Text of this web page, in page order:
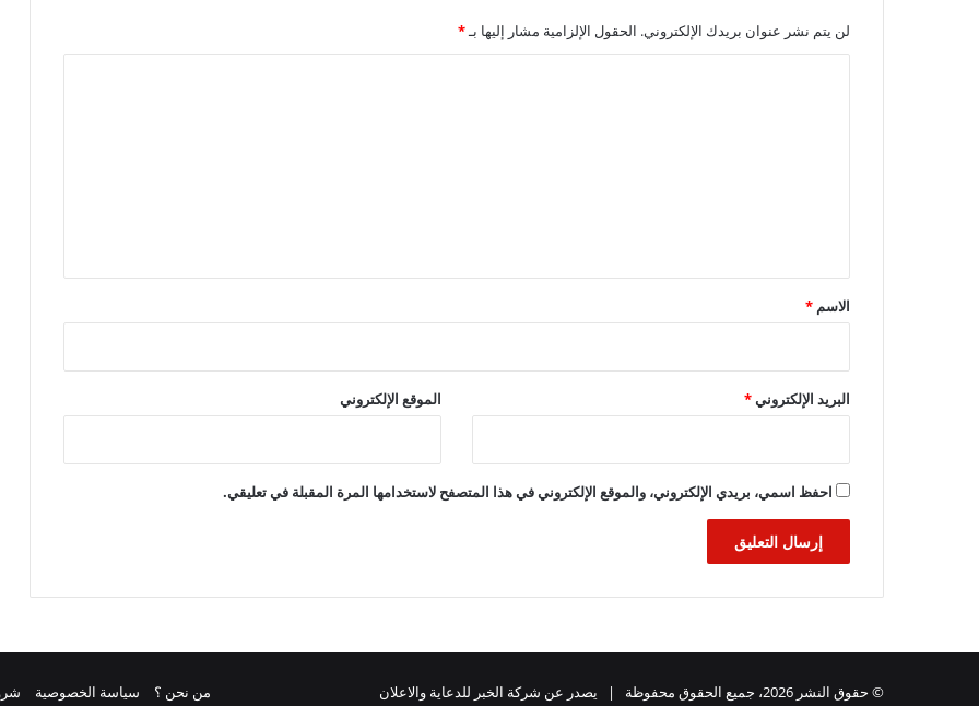
لن يتم نشر عنوان بريدك الإلكتروني. الحقول الإلزامية مشار إليها بـ*
*
الاسم *
البريد الإلكتروني* الموقع الإلكتروني
احفظ اسمي، بريدي الإلكتروني، والموقع الإلكتروني في هذا المتصفح لاستخدامها المرة المقبلة في تعليقي.
© حقوق النشر 2026، جميع الحقوق محفوظة | يصدر عن شركة الخبر للدعاية والاعلان من نحن ؟ سياسة الخصوصية